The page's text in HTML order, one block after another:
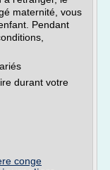
maternité, vous
Pendant
durant votre
conge